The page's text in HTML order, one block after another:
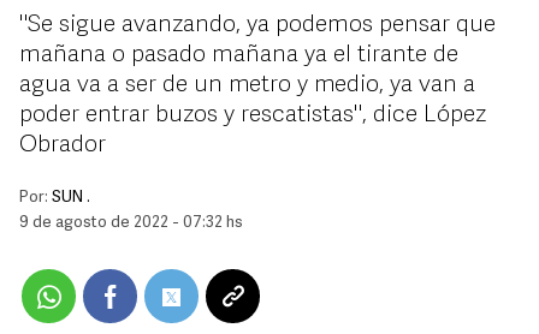
"Se sigue avanzando, ya podemos pensar que
mañana o pasado mañana ya el tirante de
agua va a ser de un metro y medio, ya van a
poder entrar buzos y rescatistas", dice López
Obrador
Por: SUN .
9 de agosto de 2022 - 07:32 hs